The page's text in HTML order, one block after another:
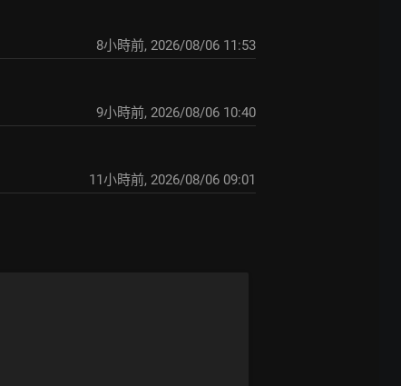
8小時前, 2026/08/06 11:53
9小時前, 2026/08/06 10:40
11小時前, 2026/08/06 09:01